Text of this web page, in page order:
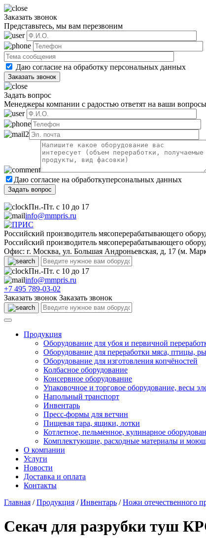
Заказать звонок
Представьтесь, мы вам перезвоним
Даю согласие на обработку персональных данных
Задать вопрос
Менеджеры компании с радостью ответят на ваши
Даю согласие на обработкуперсональных данных
Пн.-Пт. с 10 до 17
info@mmpris.ru
Российский производитель мясоперерабатывающего
Российский производитель мясоперерабатывающего
Офис: г. Москва, ул. Большая Андроньевская, д, 17 (м.
Пн.-Пт. с 10 до 17
info@mmpris.ru
+7 495 789-03-02
Заказать звонок Заказать звонок
Продукция
Оборудование для убоя и первичной
Оборудование для переработки мяса, птицы,
Оборудование для изготовления копчёностей
Колбасное оборудование
Консервное оборудование
Упаковочное и торговое оборудование, весы
Напольный транспорт
Инвентарь
Пресс-формы для ветчин
Пищевая тара, ящики, лотки
Котлетное, пельменное, кулинарное
Комплектующие, расходные материалы и
О компании
Услуги
Новости
Доставка и оплата
Контакты
Главная /Продукция /Инвентарь /Ножи отечественного
Секач для разрубки туш